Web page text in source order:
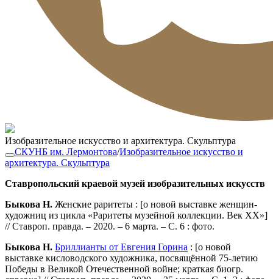
Изобразительное искусство и архитектура. Скульптура
СКУНБ им. Лермонтова/Изобразительное искусство и
архитектура. Скульптура
Ставропольский краевой музей изобразительных искусств
Быкова Н. Женские раритеты : [о новой выставке женщин-
художниц из цикла «Раритеты музейной коллекции. Век XX»]
// Ставроп. правда. – 2020. – 6 марта. – С. 6 : фото.
Быкова Н. Бриллианты от Евгения Горина : [о новой
выставке кисловодского художника, посвящённой 75-летию
Победы в Великой Отечественной войне; краткая биогр.